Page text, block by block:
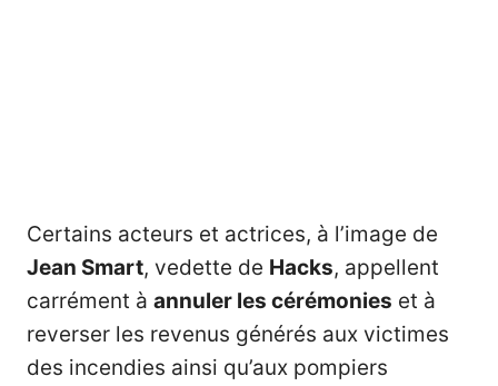
Certains acteurs et actrices, à l’image de
Jean Smart, vedette de Hacks, appellent
carrément à annuler les cérémonies et à
reverser les revenus générés aux victimes
des incendies ainsi qu’aux pompiers